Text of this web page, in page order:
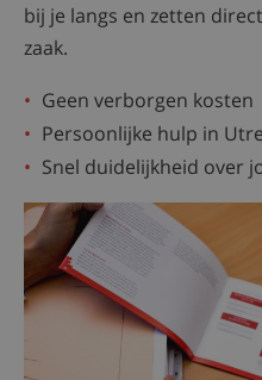
bij je langs en zetten
zaak.
Geen verborgen kosten
Persoonlijke hulp in
Snel duidelijkheid over